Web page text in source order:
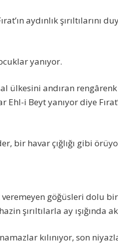
aydınlık şırıltılarını
yanıyor.
ülkesini andıran
i Beyt yanıyor diye
bir havar çığlığı gibi
göğüsleri dolu
şırıltılarla ay ışığında
kılınıyor, son